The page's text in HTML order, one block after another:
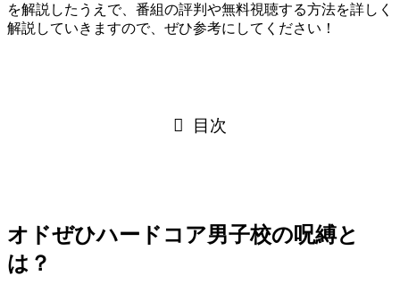
を解説したうえで、番組の評判や無料視聴する方法を詳しく
解説していきますので、ぜひ参考にしてください！
目次
オドぜひハードコア男子校の呪縛と
は？